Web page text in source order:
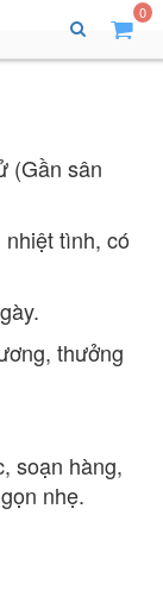
0
(Gần sân
tình, có
thưởng
soạn hàng,
nhẹ.